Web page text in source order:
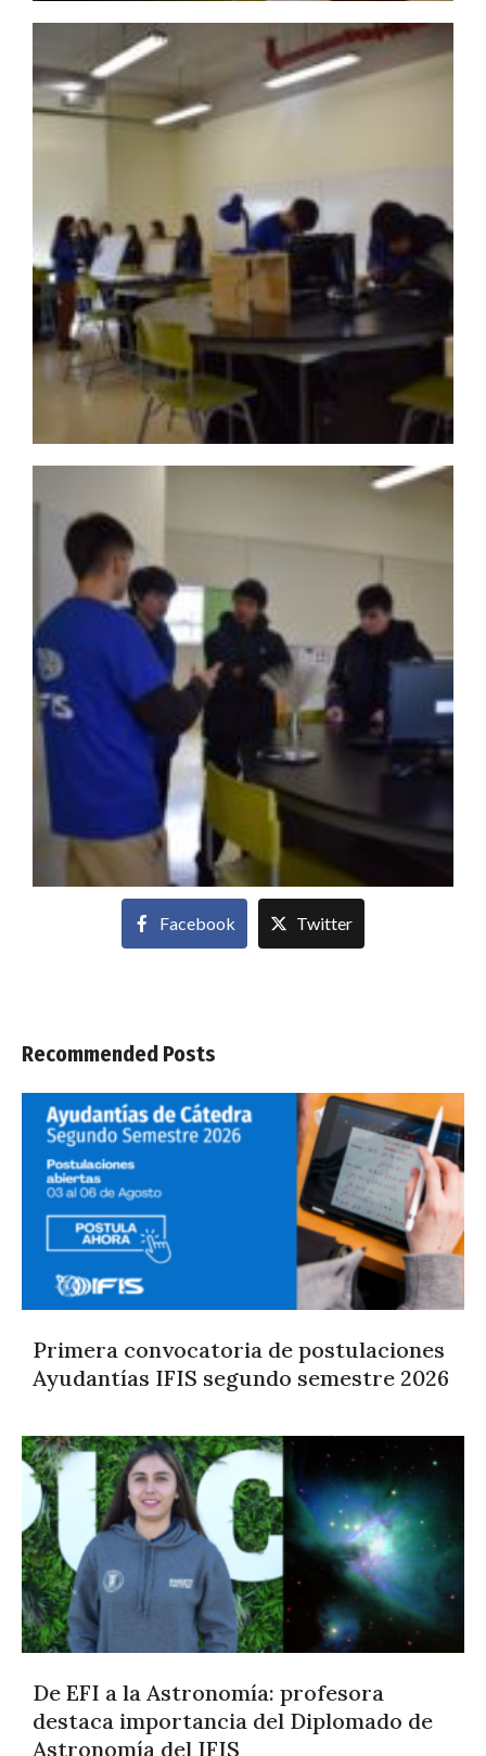
Facebook Twitter
Recommended Posts
Primera convocatoria de postulaciones
Ayudantías IFIS segundo semestre 2026
De EFI a la Astronomía: profesora
destaca importancia del Diplomado de
Astronomía del IFIS